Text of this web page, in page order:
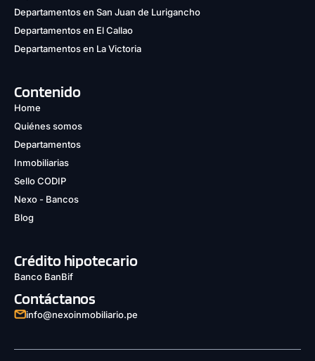
Departamentos en San Juan de Lurigancho
Departamentos en El Callao
Departamentos en La Victoria
Contenido
Home
Quiénes somos
Departamentos
Inmobiliarias
Sello CODIP
Nexo - Bancos
Blog
Crédito hipotecario
Banco BanBif
Contáctanos
info@nexoinmobiliario.pe